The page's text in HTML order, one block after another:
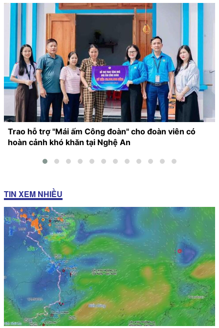
Trao hỗ trợ "Mái ấm Công đoàn" cho đoàn viên có
hoàn cảnh khó khăn tại Nghệ An
TIN XEM NHIỀU